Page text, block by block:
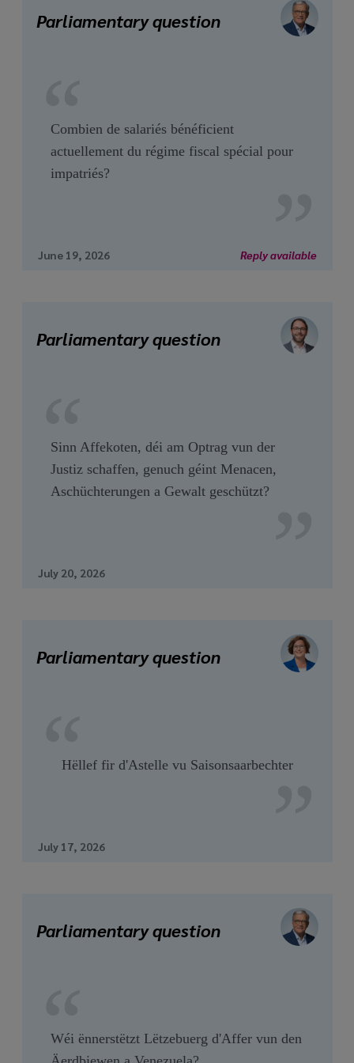
links
Parliamentary question
Combien de salariés bénéficient
actuellement du régime fiscal spécial pour
impatriés?
June 19, 2026 Reply available
Parliamentary question
Sinn Affekoten, déi am Optrag vun der
Justiz schaffen, genuch géint Menacen,
Aschüchterungen a Gewalt geschützt?
July 20, 2026
Parliamentary question
Hëllef fir d'Astelle vu Saisonsaarbechter
July 17, 2026
Parliamentary question
Wéi ënnerstëtzt Lëtzebuerg d'Affer vun den